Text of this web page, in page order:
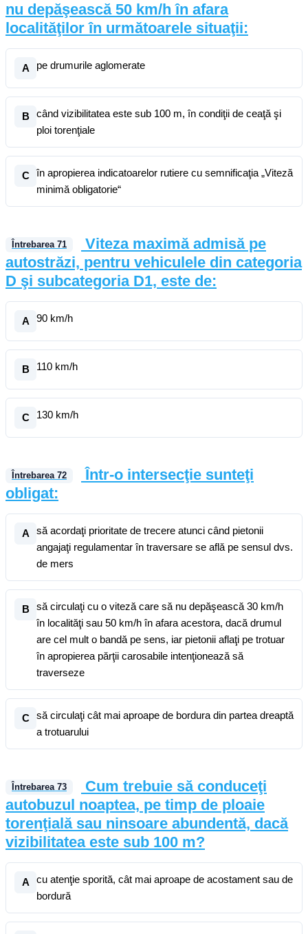
nu depăşească 50 km/h în afara
localităţilor în următoarele situaţii:
A pe drumurile aglomerate
B
când vizibilitatea este sub 100 m, în condiţii de ceaţă şi
ploi torenţiale
C
în apropierea indicatoarelor rutiere cu semnificaţia „Viteză
minimă obligatorie“
Întrebarea 71
Viteza maximă admisă pe
autostrăzi, pentru vehiculele din categoria
D şi subcategoria D1, este de:
A 90 km/h
B 110 km/h
C 130 km/h
Întrebarea 72
Într-o intersecţie sunteţi
obligat:
A
să acordaţi prioritate de trecere atunci când pietonii
angajaţi regulamentar în traversare se află pe sensul dvs.
de mers
B
să circulaţi cu o viteză care să nu depăşească 30 km/h
în localităţi sau 50 km/h în afara acestora, dacă drumul
are cel mult o bandă pe sens, iar pietonii aflaţi pe trotuar
în apropierea părţii carosabile intenţionează să
traverseze
C
să circulaţi cât mai aproape de bordura din partea dreaptă
a trotuarului
Întrebarea 73
Cum trebuie să conduceţi
autobuzul noaptea, pe timp de ploaie
torenţială sau ninsoare abundentă, dacă
vizibilitatea este sub 100 m?
A
cu atenţie sporită, cât mai aproape de acostament sau de
bordură